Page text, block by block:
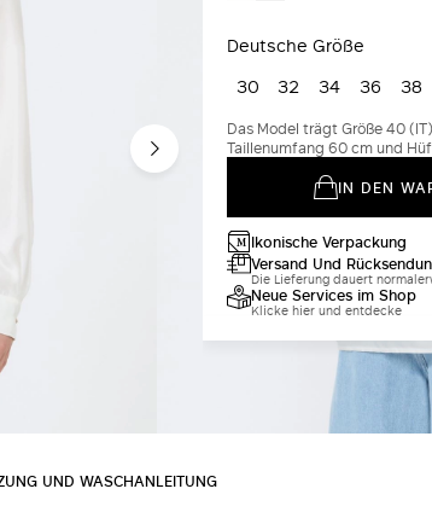
Deutsche Größe
30 32 34 36 38
Das Model trägt Größe 40
Taillenumfang 60 cm und
IN DEN
Ikonische Verpackung
Versand Und
Die Lieferung dauert
Neue Services im Shop
Klicke hier und entdecke
UND WASCHANLEITUNG